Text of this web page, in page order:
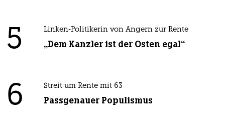
5 Linken-Politikerin von Angern zur Rente
„Dem Kanzler ist der Osten egal“
6 Streit um Rente mit 63
Passgenauer Populismus